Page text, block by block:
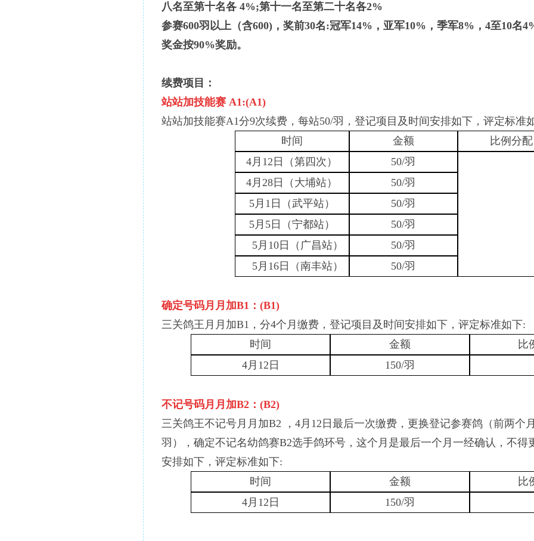
八名至第十名各 4%;第十一名至第二十名各2%
参赛600羽以上（含600)，奖前30名:冠军14%，亚军10%，季军8%，4至10名
奖金按90%奖励。
续费项目：
站站加技能赛 A1:(A1)
站站加技能赛A1分9次续费，每站50/羽，登记项目及时间安排如下，评定标准
时间
金额
比例分配
4月12日（第四次）
50/羽
4月28日（大埔站）
50/羽
5月1日（武平站）
50/羽
5月5日（宁都站）
50/羽
5月10日（广昌站）
50/羽
5月16日（南丰站）
50/羽
确定号码月月加B1：(B1)
三关鸽王月月加B1，分4个月缴费，登记项目及时间安排如下，评定标准如下:
时间
金额
比
4月12日
150/羽
不记号码月月加B2：(B2)
三关鸽王不记号月月加B2 ，4月12日最后一次缴费，更换登记参赛鸽（前两个
羽），确定不记名幼鸽赛B2选手鸽环号，这个月是最后一个月一经确认，不得
安排如下，评定标准如下:
时间
金额
比
4月12日
150/羽